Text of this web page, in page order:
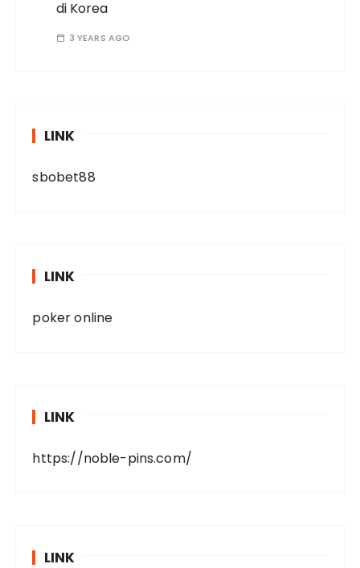
di Korea
3 YEARS AGO
LINK
sbobet88
LINK
poker online
LINK
https://noble-pins.com/
LINK